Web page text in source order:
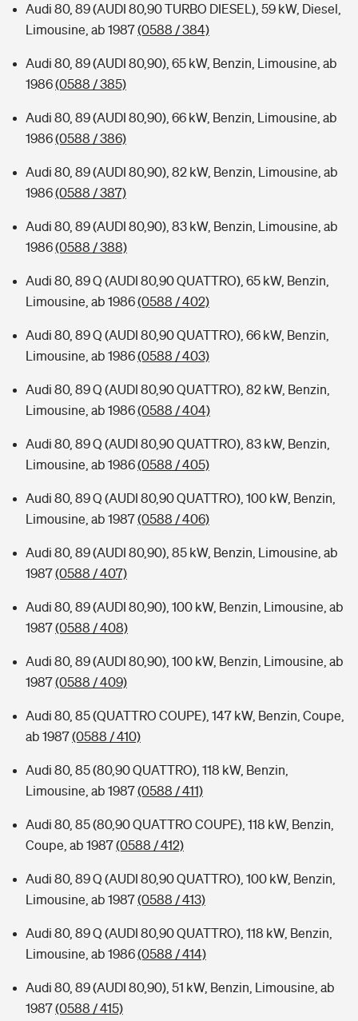
Audi 80, 89 (AUDI 80,90 TURBO DIESEL), 59 kW, Diesel,
Limousine, ab 1987(0588 / 384)
Audi 80, 89 (AUDI 80,90), 65 kW, Benzin, Limousine, ab
1986(0588 / 385)
Audi 80, 89 (AUDI 80,90), 66 kW, Benzin, Limousine, ab
1986(0588 / 386)
Audi 80, 89 (AUDI 80,90), 82 kW, Benzin, Limousine, ab
1986(0588 / 387)
Audi 80, 89 (AUDI 80,90), 83 kW, Benzin, Limousine, ab
1986(0588 / 388)
Audi 80, 89 Q (AUDI 80,90 QUATTRO), 65 kW, Benzin,
Limousine, ab 1986(0588 / 402)
Audi 80, 89 Q (AUDI 80,90 QUATTRO), 66 kW, Benzin,
Limousine, ab 1986(0588 / 403)
Audi 80, 89 Q (AUDI 80,90 QUATTRO), 82 kW, Benzin,
Limousine, ab 1986(0588 / 404)
Audi 80, 89 Q (AUDI 80,90 QUATTRO), 83 kW, Benzin,
Limousine, ab 1986(0588 / 405)
Audi 80, 89 Q (AUDI 80,90 QUATTRO), 100 kW, Benzin,
Limousine, ab 1987(0588 / 406)
Audi 80, 89 (AUDI 80,90), 85 kW, Benzin, Limousine, ab
1987(0588 / 407)
Audi 80, 89 (AUDI 80,90), 100 kW, Benzin, Limousine, ab
1987(0588 / 408)
Audi 80, 89 (AUDI 80,90), 100 kW, Benzin, Limousine, ab
1987(0588 / 409)
Audi 80, 85 (QUATTRO COUPE), 147 kW, Benzin, Coupe,
ab 1987(0588 / 410)
Audi 80, 85 (80,90 QUATTRO), 118 kW, Benzin,
Limousine, ab 1987(0588 / 411)
Audi 80, 85 (80,90 QUATTRO COUPE), 118 kW, Benzin,
Coupe, ab 1987(0588 / 412)
Audi 80, 89 Q (AUDI 80,90 QUATTRO), 100 kW, Benzin,
Limousine, ab 1987(0588 / 413)
Audi 80, 89 Q (AUDI 80,90 QUATTRO), 118 kW, Benzin,
Limousine, ab 1986(0588 / 414)
Audi 80, 89 (AUDI 80,90), 51 kW, Benzin, Limousine, ab
1987(0588 / 415)